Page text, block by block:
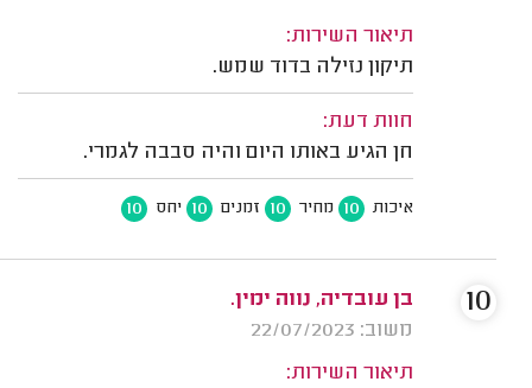
תיאור השירות:
תיקון נזילה בדוד שמש.
חוות דעת:
חן הגיע באותו היום והיה סבבה לגמרי.
איכות 10 מחיר 10 זמנים 10 יחס 10
בן עובדיה, נווה ימין.
משוב: 22/07/2023
תיאור השירות:
10